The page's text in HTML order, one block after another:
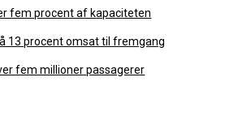
fem procent af kapaciteten
13 procent omsat til fremgang
fem millioner passagerer